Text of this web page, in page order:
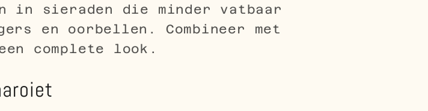
in sieraden die minder vatbaar
en oorbellen. Combineer met
complete look.